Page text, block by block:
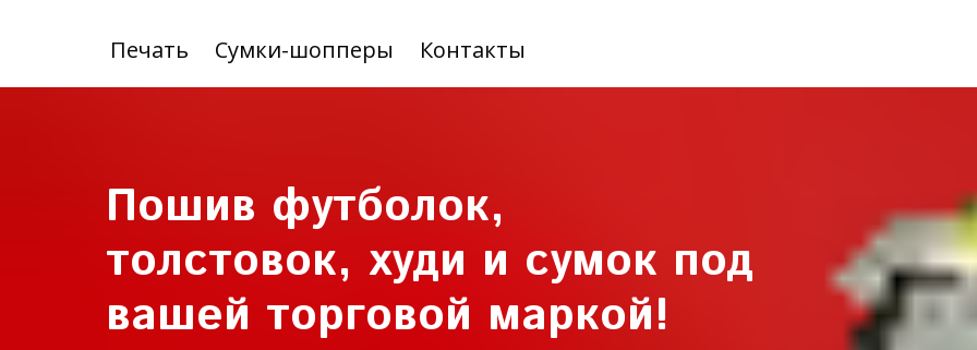
Печать Сумки-шопперы Контакты
Пошив футболок,
толстовок, худи и сумок под
вашей торговой маркой!